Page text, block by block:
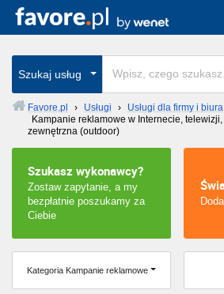
Szukaj usług
Favore.pl › Usługi › Usługi dla firmy i biura
Kampanie reklamowe w Internecie,
zewnętrzna (outdoor)
Szukasz wykonawcy?
Zostaw zapytanie, a my
bezpłatnie poszukamy za
Ciebie
Kategoria Kampanie reklamowe
Cała Polska
wszystkie w całym kraju
Warszawa
Wrocław
Kraków
Poznań
Łódź